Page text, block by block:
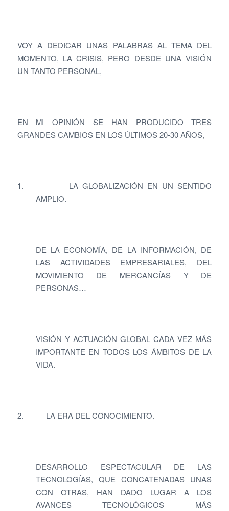
VOY A DEDICAR UNAS PALABRAS AL TEMA DEL
MOMENTO, LA CRISIS, PERO DESDE UNA VISIÓN
UN TANTO PERSONAL,
EN MI OPINIÓN SE HAN PRODUCIDO TRES
GRANDES CAMBIOS EN LOS ÚLTIMOS 20-30 AÑOS,
1. LA GLOBALIZACIÓN EN UN SENTIDO
AMPLIO.
DE LA ECONOMÍA, DE LA INFORMACIÓN, DE
LAS ACTIVIDADES EMPRESARIALES, DEL
MOVIMIENTO DE MERCANCÍAS Y DE
PERSONAS…
VISIÓN Y ACTUACIÓN GLOBAL CADA VEZ MÁS
IMPORTANTE EN TODOS LOS ÁMBITOS DE LA
VIDA.
2. LA ERA DEL CONOCIMIENTO.
DESARROLLO ESPECTACULAR DE LAS
TECNOLOGÍAS, QUE CONCATENADAS UNAS
CON OTRAS, HAN DADO LUGAR A LOS
AVANCES TECNOLÓGICOS MÁS